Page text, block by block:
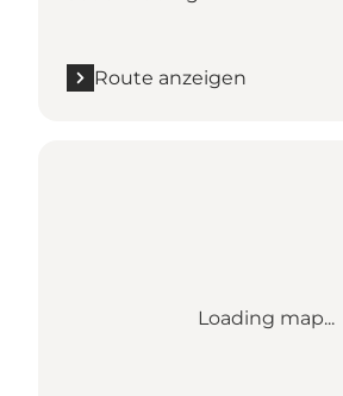
Route anzeigen
Loading map...